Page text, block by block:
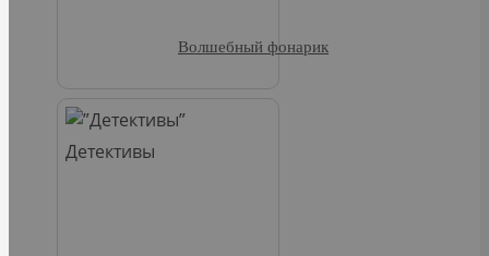
Детективы
Волшебный фонарик